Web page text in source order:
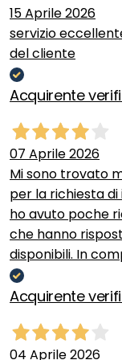
15 Aprile 2026
servizio
del cliente
Acquirente
07 Aprile 2026
Mi sono trovato
per la richiesta
ho avuto poche
che hanno
disponibili. In
Acquirente
04 Aprile 2026